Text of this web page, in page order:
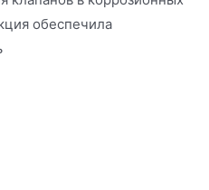
обеспечила